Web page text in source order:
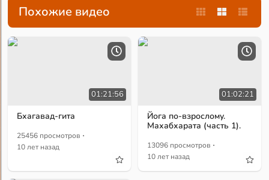
Похожие видео
01:21:56
Бхагавад-гита
25456 просмотров ·
10 лет назад
01:02:21
Йога по-взрослому.
Махабхарата (часть 1).
13096 просмотров ·
10 лет назад